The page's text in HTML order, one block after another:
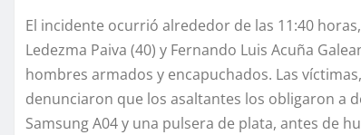
El incidente ocurrió alrededor de las 11:40
Ledezma Paiva (40) y Fernando Luis Acuña
hombres armados y encapuchados. Las
denunciaron que los asaltantes los obligaron a
Samsung A04 y una pulsera de plata, antes de